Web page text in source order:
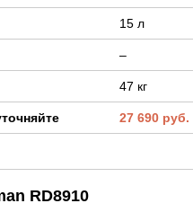
15 л
–
47 кг
27 690 руб.
RD8910